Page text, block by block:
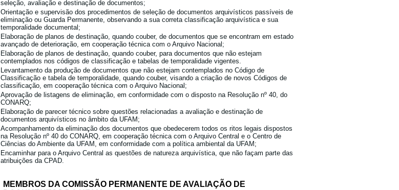
seleção, avaliação e destinação de documentos;
Orientação e supervisão dos procedimentos de seleção de documentos arquivísticos passíveis de
eliminação ou Guarda Permanente, observando a sua correta classificação arquivística e sua
temporalidade documental;
Elaboração de planos de destinação, quando couber, de documentos que se encontram em estado
avançado de deterioração, em cooperação técnica com o Arquivo Nacional;
Elaboração de planos de destinação, quando couber, para documentos que não estejam
contemplados nos códigos de classificação e tabelas de temporalidade vigentes.
Levantamento da produção de documentos que não estejam contemplados no Código de
Classificação e tabela de temporalidade, quando couber, visando a criação de novos Códigos de
classificação, em cooperação técnica com o Arquivo Nacional;
Aprovação de listagens de eliminação, em conformidade com o disposto na Resolução nº 40, do
CONARQ;
Elaboração de parecer técnico sobre questões relacionadas a avaliação e destinação de
documentos arquivísticos no âmbito da UFAM;
Acompanhamento da eliminação dos documentos que obedecerem todos os ritos legais dispostos
na Resolução nº 40 do CONARQ, em cooperação técnica com o Arquivo Central e o Centro de
Ciências do Ambiente da UFAM, em conformidade com a política ambiental da UFAM;
Encaminhar para o Arquivo Central as questões de natureza arquivística, que não façam parte das
atribuições da CPAD.
MEMBROS DA COMISSÃO PERMANENTE DE AVALIAÇÃO DE